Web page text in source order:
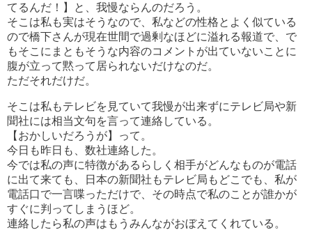
てるんだ！】と、我慢ならんのだろう。
そこは私も実はそうなので、私などの性格とよく似ている
ので橋下さんが現在世間で過剰なほどに溢れる報道で、で
もそこにまともそうな内容のコメントが出ていないことに
腹が立って黙って居られないだけなのだ。
ただそれだけだ。
そこは私もテレビを見ていて我慢が出来ずにテレビ局や新
聞社には相当文句を言って連絡している。
【おかしいだろうが】って。
今日も昨日も、数社連絡した。
今では私の声に特徴があるらしく相手がどんなものが電話
に出て来ても、日本の新聞社もテレビ局もどこでも、私が
電話口で一言喋っただけで、その時点で私のことが誰かが
すぐに判ってしまうほど。
連絡したら私の声はもうみんながおぼえてくれている。